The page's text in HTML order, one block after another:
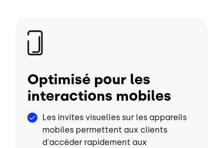
Image
Optimisé pour les
interactions mobiles
Les invites visuelles sur les appareils
mobiles permettent aux clients
d'accéder rapidement aux